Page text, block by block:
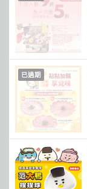
已過期